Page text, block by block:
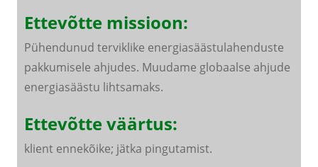
Ettevõtte missioon:
Pühendunud terviklike energiasäästulahenduste
pakkumisele ahjudes. Muudame globaalse ahjude
energiasäästu lihtsamaks.
Ettevõtte väärtus:
klient ennekõike; jätka pingutamist.